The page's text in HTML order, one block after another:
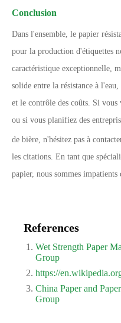
Conclusion
Dans l'ensemble, le papier
pour la production d'étiquettes
caractéristique exceptionnelle,
solide entre la résistance à
et le contrôle des coûts. Si
ou si vous planifiez des
de bière, n'hésitez pas à
les citations. En tant que
papier, nous sommes impatients
References
Wet Strength Paper
Group
https://
China Paper and
Group